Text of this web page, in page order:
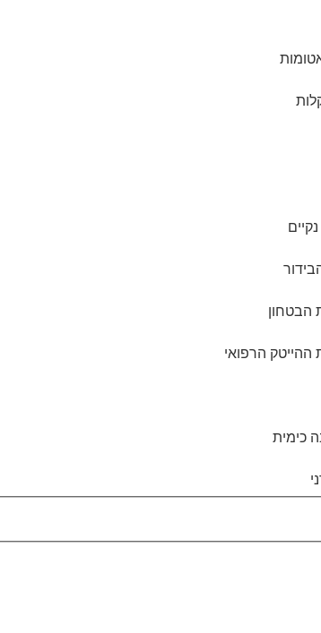
הבטחון
ההייטק הרפואי
כימית